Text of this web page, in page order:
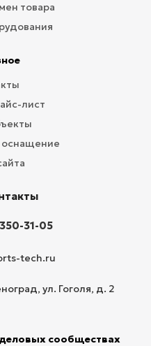
товара
лист
оснащение
31-05
tech.ru
ул. Гоголя, д. 2
сообществах